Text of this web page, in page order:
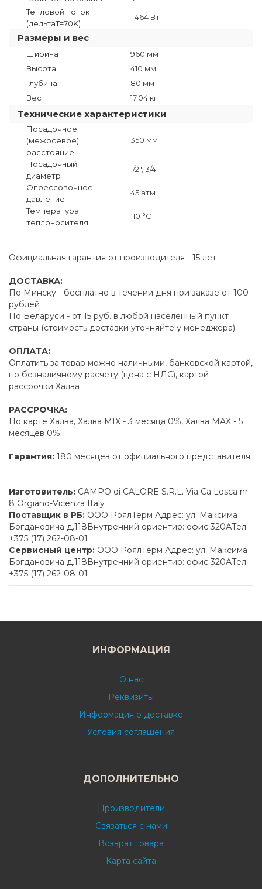
Тепловой поток
(дельтаT=70K)
1 464 Вт
Размеры и вес
Ширина
960 мм
Высота
410 мм
Глубина
80 мм
Вес
17.04 кг
Технические характеристики
Посадочное
(межосевое)
расстояние
350 мм
Посадочный
диаметр
1/2", 3/4"
Опрессовочное
давление
45 атм
Температура
теплоносителя
110 °C
Официальная гарантия от производителя - 15 лет
ДОСТАВКА:
По Минску - бесплатно в течении дня при заказе от 100
рублей
По Беларуси - от 15 руб. в любой населенный пункт
страны (стоимость доставки уточняйте у менеджера)
ОПЛАТА:
Оплатить за товар можно наличными, банковской картой,
по безналичному расчету (цена с НДС), картой
рассрочки Халва
РАССРОЧКА:
По карте Халва, Халва MIX - 3 месяца 0%, Халва MAX - 5
месяцев 0%
Гарантия: 180 месяцев от официального представителя
Изготовитель: CAMPO di CALORE S.R.L. Via Ca Losca nr.
8 Orgiano-Vicenza Italy
Поставщик в РБ: ООО РоялТерм Адрес: ул. Максима
Богдановича д.118Внутренний ориентир: офис 320АТел.:
+375 (17) 262-08-01
Сервисный центр: ООО РоялТерм Адрес: ул. Максима
Богдановича д.118Внутренний ориентир: офис 320АТел.:
+375 (17) 262-08-01
ИНФОРМАЦИЯ
О нас
Реквизиты
Информация о доставке
Условия соглашения
ДОПОЛНИТЕЛЬНО
Производители
Связаться с нами
Возврат товара
Карта сайта